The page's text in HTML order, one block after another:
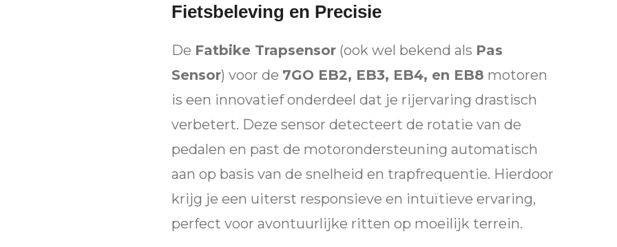
Fietsbeleving en Precisie
De Fatbike Trapsensor (ook wel bekend als Pas
Sensor) voor de 7GO EB2, EB3, EB4, en EB8 motoren
is een innovatief onderdeel dat je rijervaring drastisch
verbetert. Deze sensor detecteert de rotatie van de
pedalen en past de motorondersteuning automatisch
aan op basis van de snelheid en trapfrequentie. Hierdoor
krijg je een uiterst responsieve en intuïtieve ervaring,
perfect voor avontuurlijke ritten op moeilijk terrein.